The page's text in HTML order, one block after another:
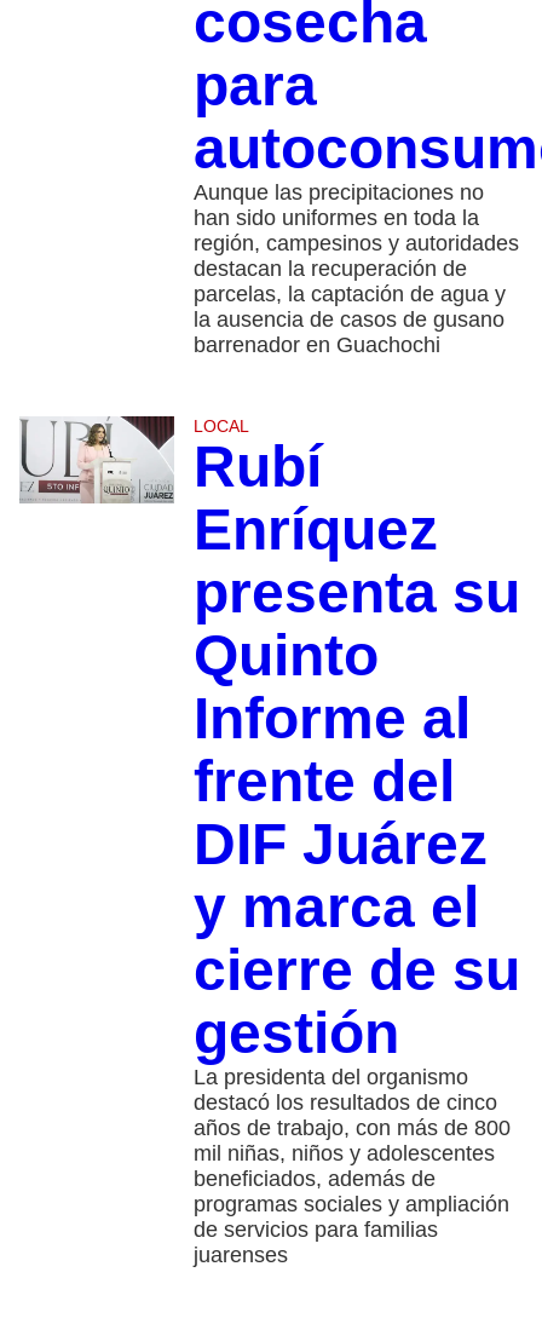
cosecha
para
Aunque las precipitaciones no
han sido uniformes en toda la
región, campesinos y autoridades
destacan la recuperación de
parcelas, la captación de agua y
la ausencia de casos de gusano
barrenador en Guachochi
LOCAL
Rubí
Enríquez
presenta su
Quinto
Informe al
frente del
DIF Juárez
y marca el
cierre de su
gestión
La presidenta del organismo
destacó los resultados de cinco
años de trabajo, con más de 800
mil niñas, niños y adolescentes
beneficiados, además de
programas sociales y ampliación
de servicios para familias
juarenses